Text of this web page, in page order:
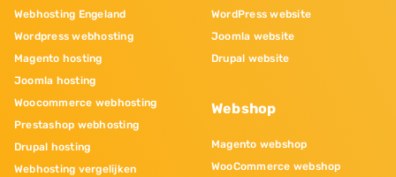
Webhosting Engeland
Wordpress webhosting
Magento hosting
Joomla hosting
Woocommerce webhosting
Prestashop webhosting
Drupal hosting
Webhosting vergelijken
WordPress website
Joomla website
Drupal website
Webshop
Magento webshop
WooCommerce webshop